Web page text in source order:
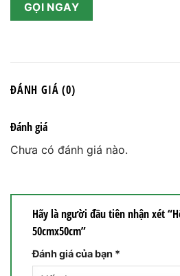
GỌI NGAY
ĐÁNH GIÁ (0)
Đánh giá
Chưa có đánh giá nào.
Hãy là người đầu tiên nhận xét
50cmx50cm”
Đánh giá của bạn *